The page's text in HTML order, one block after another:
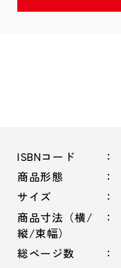
ISBNコード
商品形態
サイズ
商品寸法（横/
縦/束幅）
総ページ数